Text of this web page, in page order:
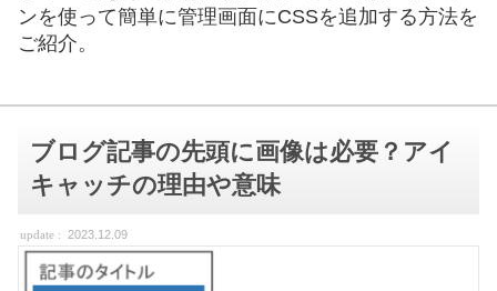
ンを使って簡単に管理画面にCSSを追加する方法を
ご紹介。
ブログ記事の先頭に画像は必要？アイ
キャッチの理由や意味
2023.12.09